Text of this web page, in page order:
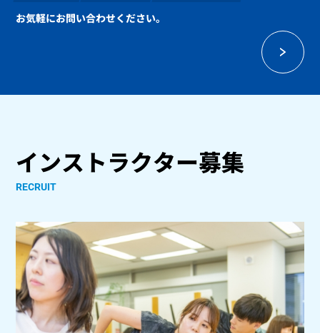
お気軽にお問い合わせください。
インストラクター募集
RECRUIT